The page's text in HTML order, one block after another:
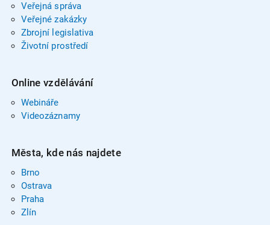
Veřejná správa
Veřejné zakázky
Zbrojní legislativa
Životní prostředí
Online vzdělávání
Webináře
Videozáznamy
Města, kde nás najdete
Brno
Ostrava
Praha
Zlín